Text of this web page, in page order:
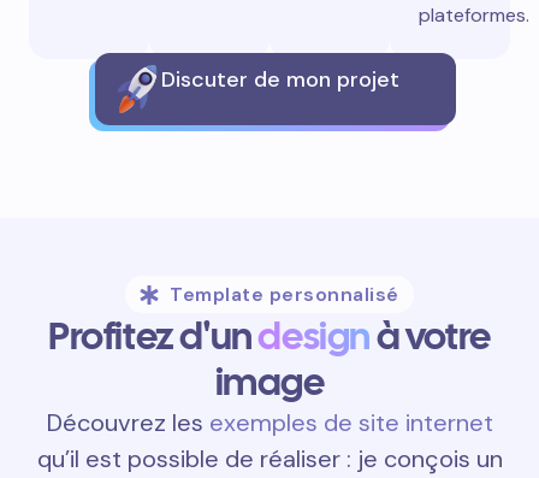
plateformes.
Discuter de mon projet
Template personnalisé
Profitez d'undesignà votre
image
Découvrez les exemples de site internet
qu’il est possible de réaliser : je conçois un